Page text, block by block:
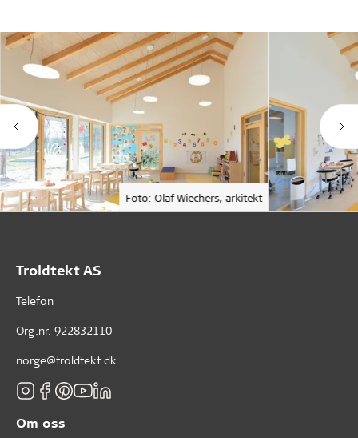
Foto: Olaf Wiechers, arkitekt
Troldtekt AS
Telefon
Org.nr. 922832110
norge@troldtekt.dk
Om oss